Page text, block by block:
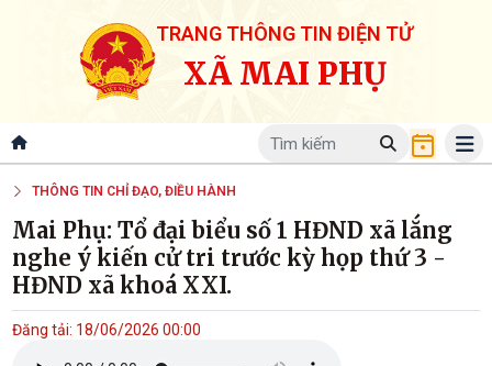
TRANG THÔNG TIN ĐIỆN TỬ
XÃ MAI PHỤ
THÔNG TIN CHỈ ĐẠO, ĐIỀU HÀNH
Mai Phụ: Tổ đại biểu số 1 HĐND xã lắng
nghe ý kiến cử tri trước kỳ họp thứ 3 -
HĐND xã khoá XXI.
Đăng tải: 18/06/2026 00:00